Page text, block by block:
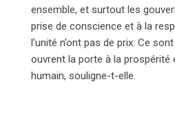
ensemble, et surtout les
prise de conscience et à la
l’unité n’ont pas de prix. Ce
ouvrent la porte à la prospérité
humain, souligne-t-elle.